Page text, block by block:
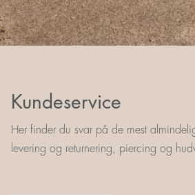
Kundeservice
Her finder du svar på de mest
levering og returnering, piercing og